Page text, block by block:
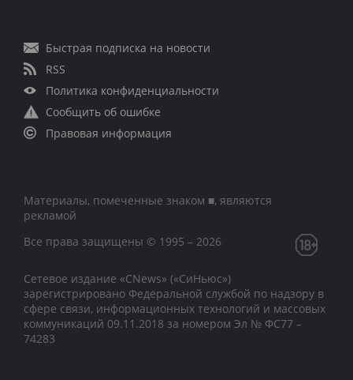
Быстрая подписка на новости
RSS
Политика конфиденциальности
Сообщить об ошибке
Правовая информация
Материалы, помеченные знаком ■, являются
рекламой
Все права защищены © 1995 – 2026
Сетевое издание «CNews» («СиНьюс»)
зарегистрировано Федеральной службой по надзору в
сфере связи, информационных технологий и массовых
коммуникаций 09.11.2018 за номером Эл № ФС77 –
74283